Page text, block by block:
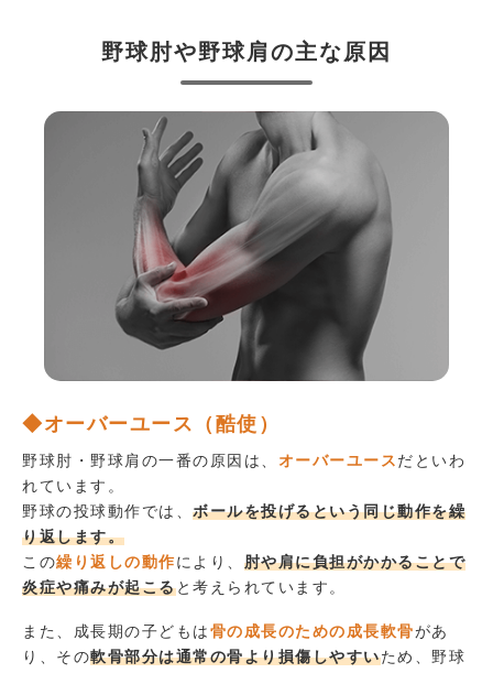
野球肘や野球肩の主な原因
◆オーバーユース（酷使）
野球肘・野球肩の一番の原因は、 オーバーユース だといわ
れています。
野球の投球動作では、 ボールを投げるという同じ動作を繰
り返します。
この繰り返しの動作 により、 肘や肩に負担がかかることで
炎症や痛みが起こると考えられています。
また、成長期の子どもは 骨の成長のための成長軟骨があ
り、その軟骨部分は通常の骨より損傷しやすいため、野球